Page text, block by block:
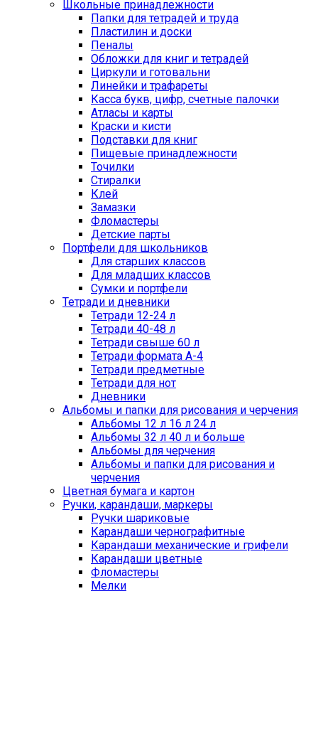
Школьные принадлежности
Папки для тетрадей и труда
Пластилин и доски
Пеналы
Обложки для книг и тетрадей
Циркули и готовальни
Линейки и трафареты
Касса букв, цифр, счетные палочки
Атласы и карты
Краски и кисти
Подставки для книг
Пищевые принадлежности
Точилки
Стиралки
Клей
Замазки
Фломастеры
Детские парты
Портфели для школьников
Для старших классов
Для младших классов
Сумки и портфели
Тетради и дневники
Тетради 12-24 л
Тетради 40-48 л
Тетради свыше 60 л
Тетради формата А-4
Тетради предметные
Тетради для нот
Дневники
Альбомы и папки для рисования и черчения
Альбомы 12 л 16 л 24 л
Альбомы 32 л 40 л и больше
Альбомы для черчения
Альбомы и папки для рисования и
черчения
Цветная бумага и картон
Ручки, карандаши, маркеры
Ручки шариковые
Карандаши чернографитные
Карандаши механические и грифели
Карандаши цветные
Фломастеры
Мелки